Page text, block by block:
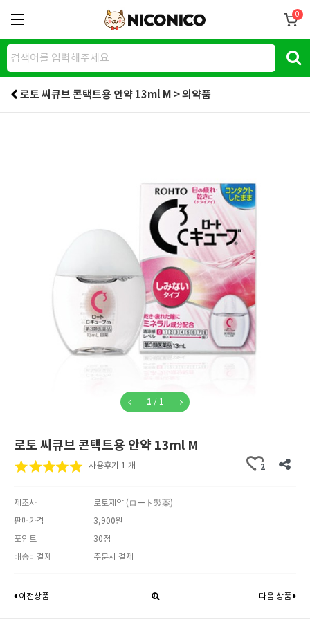
0
로토 씨큐브 콘택트용 안약 13ml M > 의약품
1 / 1
로토 씨큐브 콘택트용 안약 13ml M
사용후기 1 개 2
제조사
로토제약 (ロート製薬)
판매가격
3,900원
포인트
30점
배송비결제
주문시 결제
이전상품 다음 상품